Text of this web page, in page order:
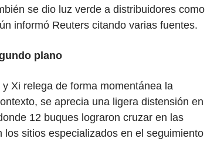
se dio luz verde a distribuidores como
informó Reuters citando varias fuentes.
plano
Xi relega de forma momentánea la
se aprecia una ligera distensión en
12 buques lograron cruzar en las
los sitios especializados en el seguimiento